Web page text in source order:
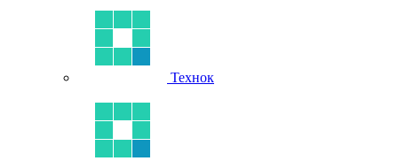
Технок